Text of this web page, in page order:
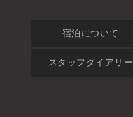
宿泊について
スタッフダイアリー